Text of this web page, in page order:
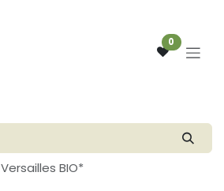
0
Versailles BIO*